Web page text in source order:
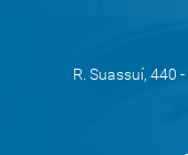
R. Suassuí, 440